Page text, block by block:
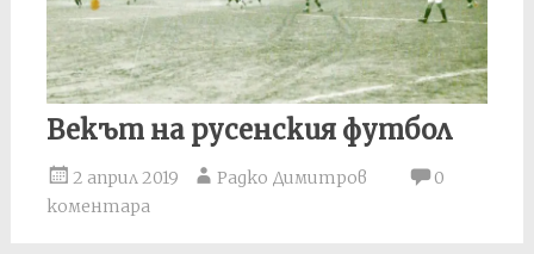
Векът на русенския футбол
2 април 2019 Радко Димитров
0
коментара